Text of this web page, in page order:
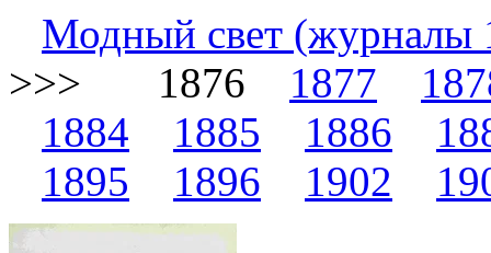
Модный свет (журналы
>>> 1876 1877
1884
1885 1886
1895
1896 1902